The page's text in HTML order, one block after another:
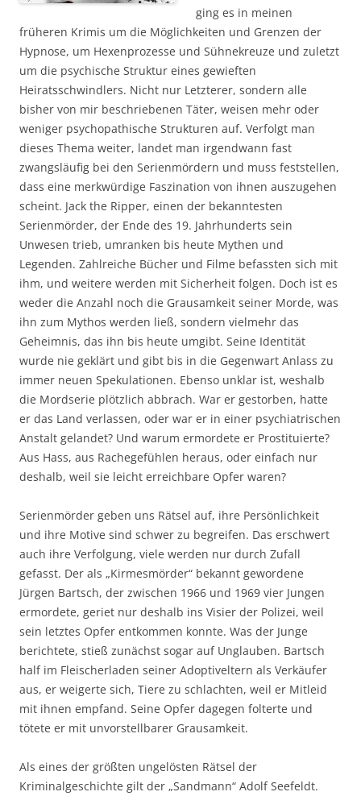
ging es in meinen
früheren Krimis um die Möglichkeiten und Grenzen der
Hypnose, um Hexenprozesse und Sühnekreuze und zuletzt
um die psychische Struktur eines gewieften
Heiratsschwindlers. Nicht nur Letzterer, sondern alle
bisher von mir beschriebenen Täter, weisen mehr oder
weniger psychopathische Strukturen auf. Verfolgt man
dieses Thema weiter, landet man irgendwann fast
zwangsläufig bei den Serienmördern und muss feststellen,
dass eine merkwürdige Faszination von ihnen auszugehen
scheint. Jack the Ripper, einen der bekanntesten
Serienmörder, der Ende des 19. Jahrhunderts sein
Unwesen trieb, umranken bis heute Mythen und
Legenden. Zahlreiche Bücher und Filme befassten sich mit
ihm, und weitere werden mit Sicherheit folgen. Doch ist es
weder die Anzahl noch die Grausamkeit seiner Morde, was
ihn zum Mythos werden ließ, sondern vielmehr das
Geheimnis, das ihn bis heute umgibt. Seine Identität
wurde nie geklärt und gibt bis in die Gegenwart Anlass zu
immer neuen Spekulationen. Ebenso unklar ist, weshalb
die Mordserie plötzlich abbrach. War er gestorben, hatte
er das Land verlassen, oder war er in einer psychiatrischen
Anstalt gelandet? Und warum ermordete er Prostituierte?
Aus Hass, aus Rachegefühlen heraus, oder einfach nur
deshalb, weil sie leicht erreichbare Opfer waren?
Serienmörder geben uns Rätsel auf, ihre Persönlichkeit
und ihre Motive sind schwer zu begreifen. Das erschwert
auch ihre Verfolgung, viele werden nur durch Zufall
gefasst. Der als „Kirmesmörder“ bekannt gewordene
Jürgen Bartsch, der zwischen 1966 und 1969 vier Jungen
ermordete, geriet nur deshalb ins Visier der Polizei, weil
sein letztes Opfer entkommen konnte. Was der Junge
berichtete, stieß zunächst sogar auf Unglauben. Bartsch
half im Fleischerladen seiner Adoptiveltern als Verkäufer
aus, er weigerte sich, Tiere zu schlachten, weil er Mitleid
mit ihnen empfand. Seine Opfer dagegen folterte und
tötete er mit unvorstellbarer Grausamkeit.
Als eines der größten ungelösten Rätsel der
Kriminalgeschichte gilt der „Sandmann“ Adolf Seefeldt.